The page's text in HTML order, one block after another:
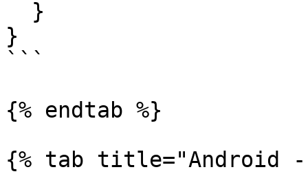
}
```
{% endtab %}
{% tab title="Android -